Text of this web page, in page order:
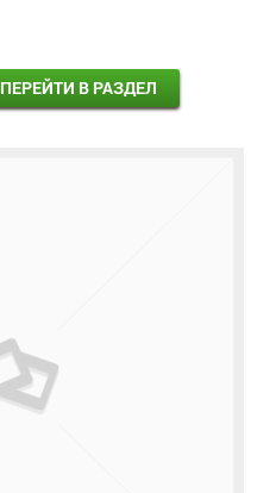
ПЕРЕЙТИ В РАЗДЕЛ